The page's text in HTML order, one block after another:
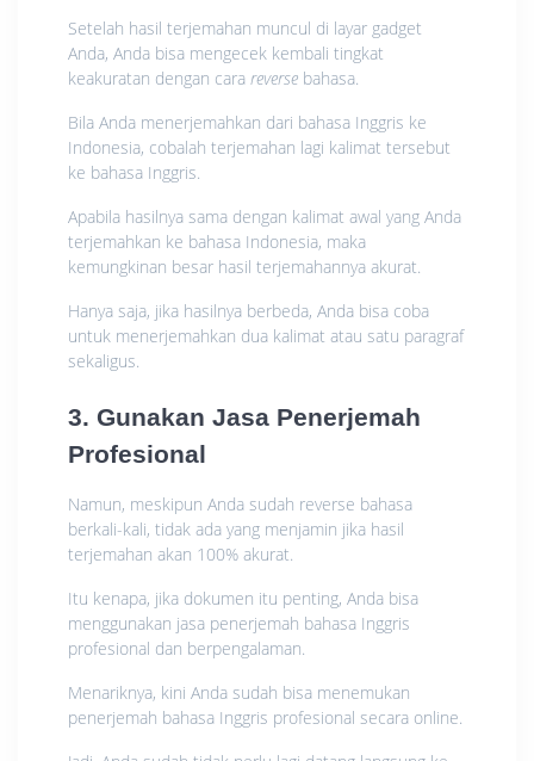
Setelah hasil terjemahan muncul di layar gadget
Anda, Anda bisa mengecek kembali tingkat
keakuratan dengan cara reverse bahasa.
Bila Anda menerjemahkan dari bahasa Inggris ke
Indonesia, cobalah terjemahan lagi kalimat tersebut
ke bahasa Inggris.
Apabila hasilnya sama dengan kalimat awal yang Anda
terjemahkan ke bahasa Indonesia, maka
kemungkinan besar hasil terjemahannya akurat.
Hanya saja, jika hasilnya berbeda, Anda bisa coba
untuk menerjemahkan dua kalimat atau satu paragraf
sekaligus.
3. Gunakan Jasa Penerjemah
Profesional
Namun, meskipun Anda sudah reverse bahasa
berkali-kali, tidak ada yang menjamin jika hasil
terjemahan akan 100% akurat.
Itu kenapa, jika dokumen itu penting, Anda bisa
menggunakan jasa penerjemah bahasa Inggris
profesional dan berpengalaman.
Menariknya, kini Anda sudah bisa menemukan
penerjemah bahasa Inggris profesional secara online.